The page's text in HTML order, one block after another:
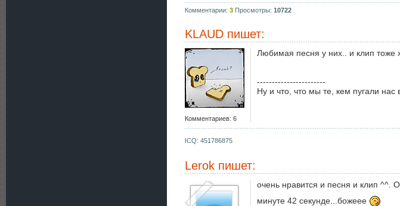
Комментарии: 3 Просмотры: 10722
KLAUD пишет:
Комментариев: 6
Любимая песня у них.. и клип тоже
-----------------------
Ну и что, что мы те, кем пугали нас
ICQ: 451786875
Lerok пишет:
очень нравится и песня и клип ^^.
минуте 42 секунде...божеее